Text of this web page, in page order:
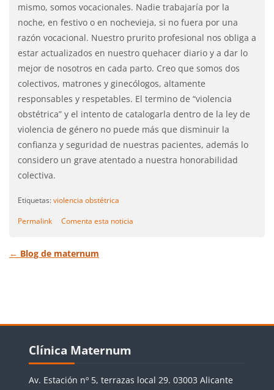
mismo, somos vocacionales. Nadie trabajaría por la
noche, en festivo o en nochevieja, si no fuera por una
razón vocacional. Nuestro prurito profesional nos obliga a
estar actualizados en nuestro quehacer diario y a dar lo
mejor de nosotros en cada parto. Creo que somos dos
colectivos, matrones y ginecólogos, altamente
responsables y respetables. El termino de “violencia
obstétrica” y el intento de catalogarla dentro de la ley de
violencia de género no puede más que disminuir la
confianza y seguridad de nuestras pacientes, además lo
considero un grave atentado a nuestra honorabilidad
colectiva.
Etiquetas:violencia obstétrica
Permalink Comenta esta noticia
← Return to
Blog de maternum
Bloques
Clínica Maternum
Av. Estación nº 5, terrazas local 29. 03003 Alicante